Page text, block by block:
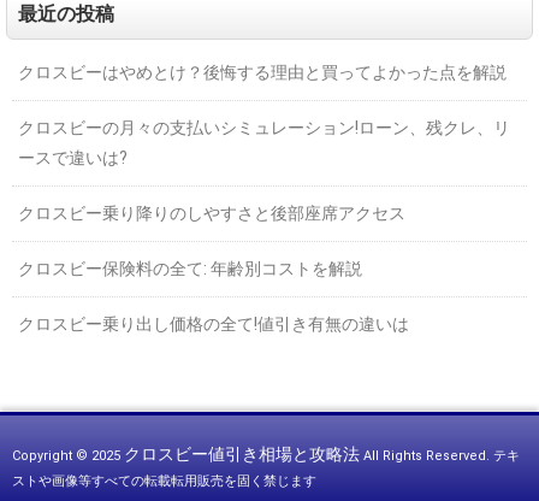
最近の投稿
クロスビーはやめとけ？後悔する理由と買ってよかった点を解説
クロスビーの月々の支払いシミュレーション!ローン、残クレ、リ
ースで違いは?
クロスビー乗り降りのしやすさと後部座席アクセス
クロスビー保険料の全て: 年齢別コストを解説
クロスビー乗り出し価格の全て!値引き有無の違いは
Copyright © 2025 クロスビー値引き相場と攻略法 All Rights Reserved. テキ
ストや画像等すべての転載転用販売を固く禁じます